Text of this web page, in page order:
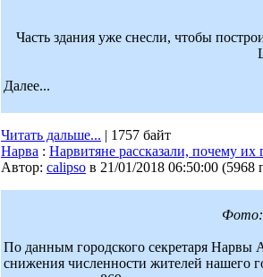
Часть здания уже снесли, чтобы
Далее...
Читать дальше... | 1757 байт
Нарва : Нарвитяне рассказали, почему их
Автор: calipso в 21/01/2018 06:50:00 (5968
Фото:
По данным городского секретаря Нарвы
снижения численности жителей нашего